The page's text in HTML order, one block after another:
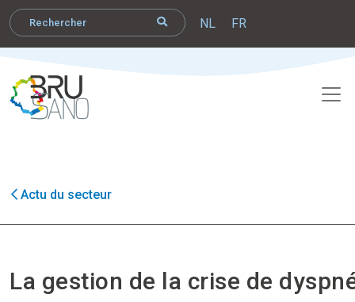
NL FR
Actu du secteur
La gestion de la crise de